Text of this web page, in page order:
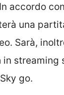
accordo
una
Sarà,
streaming
go.